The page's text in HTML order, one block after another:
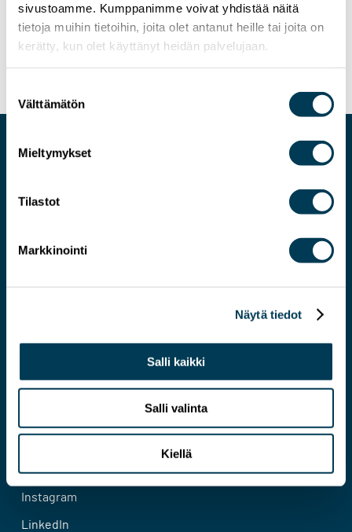
sivustoamme. Kumppanimme voivat yhdistää näitä
tietoja muihin tietoihin, joita olet antanut heille tai joita on
kerätty, kun olet käyttänyt heidän palvelujaan.
valinta
Välttämätön
Mieltymykset
Tilastot
Markkinointi
Näytä tiedot
Salli kaikki
Salli valinta
Kiellä
10.3.2023 UUTISET
Aura ja tiimi vaalikentillä
Tietosuojaseloste
Bluesky
Instagram
LinkedIn